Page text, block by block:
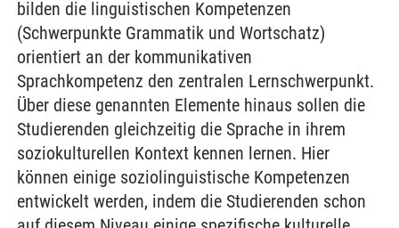
bilden die linguistischen Kompetenzen
(Schwerpunkte Grammatik und Wortschatz)
orientiert an der kommunikativen
Sprachkompetenz den zentralen Lernschwerpunkt.
Über diese genannten Elemente hinaus sollen die
Studierenden gleichzeitig die Sprache in ihrem
soziokulturellen Kontext kennen lernen. Hier
können einige soziolinguistische Kompetenzen
entwickelt werden, indem die Studierenden schon